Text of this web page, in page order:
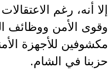
إلا أنه، رغم
وقوى الأمن ووظائف
مكشوفين للأجهزة
حزبنا في الشام.